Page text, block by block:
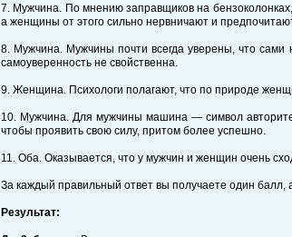
7. Мужчина. По мнению заправщиков на
а женщины от этого сильно нервничают и
8. Мужчина. Мужчины почти всегда уверены, что
самоуверенность не свойственна.
9. Женщина. Психологи полагают, что по природе
10. Мужчина. Для мужчины машина — символ
чтобы проявить свою силу, притом более успешно.
11. Оба. Оказывается, что у мужчин и женщин очень
За каждый правильный ответ вы получаете один
Результат: